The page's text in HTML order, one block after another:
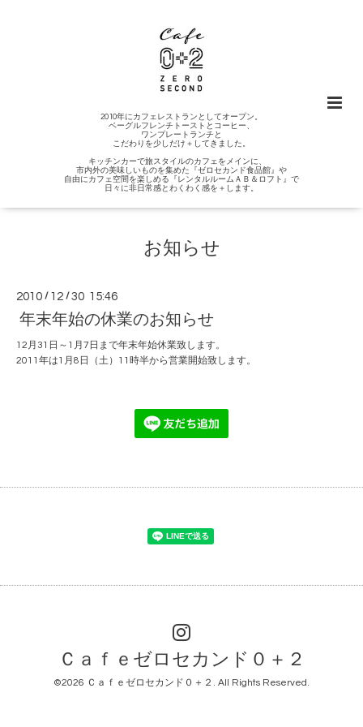
2010年にカフェレストランとしてオープン。
ベーグルフレンチトーストとコーヒー、
ワンプレートランチと
こだわりを少しだけ＋してきました。
キッチンカーで旅スタイルのカフェをメインに、
市内外の美味しいものを集めた『ゼロセカンド食品館』や
自由にカフェ空間を楽しめる『レンタルルームＡＢ＆ロフト』で
日々に非日常感とわくわく感を＋します。
お知らせ
2010 / 12 /30 15:46
年末年始の休業のお知らせ
12月31日～1月7日まで年末年始休業致します。
2011年は1月8日（土）11時半から営業開始致します。
Ｃａｆｅゼロセカンド０＋２
©2026 Ｃａｆｅゼロセカンド０＋２ . All Rights Reserved.